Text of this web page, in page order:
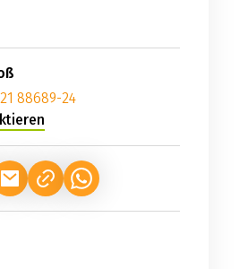
88689-24
ÖFFNET IN NEUEM TAB)
(LINK ÖFFNET IN NEUEM TAB)
(LINK ÖFFNET IN NEUEM